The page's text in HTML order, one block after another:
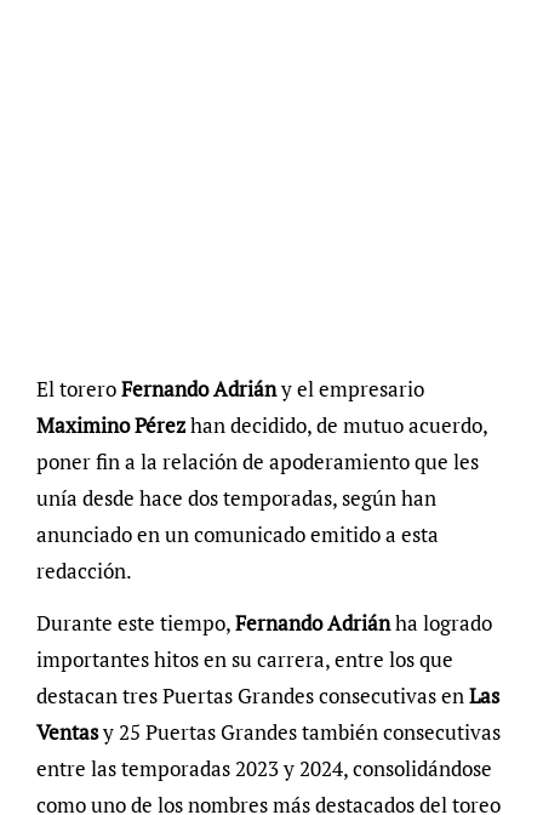
El toreroFernando Adriány el empresario
Maximino Pérezhan decidido, de mutuo acuerdo,
poner fin a la relación de apoderamiento que les
unía desde hace dos temporadas, según han
anunciado en un comunicado emitido a esta
redacción.
Durante este tiempo,Fernando Adriánha logrado
importantes hitos en su carrera, entre los que
destacan tres Puertas Grandes consecutivas en Las
Ventasy 25 Puertas Grandes también consecutivas
entre las temporadas 2023 y 2024, consolidándose
como uno de los nombres más destacados del toreo